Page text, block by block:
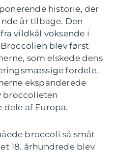
historie, der
år tilbage. Den
vildkål voksende i
blev først
som elskede dens
fordele.
ekspanderede
broccolieten
af Europa.
broccoli så småt
18. århundrede blev